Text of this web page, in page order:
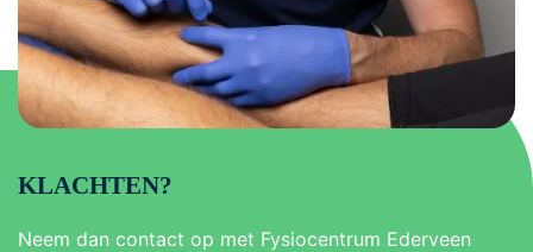
KLACHTEN?
Neem dan contact op met Fysiocentrum Ederveen